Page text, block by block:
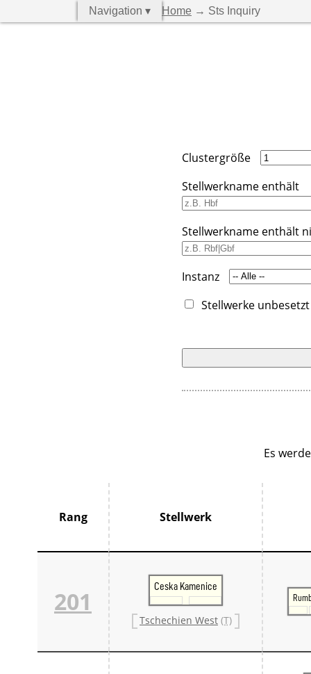
Navigation ▾ Home → Sts Inquiry
Clustergröße
Stellwerkname enthält
Stellwerkname enthält
Instanz
Stellwerke unbesetzt
Es
Rang Stellwerk
201
Ceska Kamenice
Tschechien West (T)